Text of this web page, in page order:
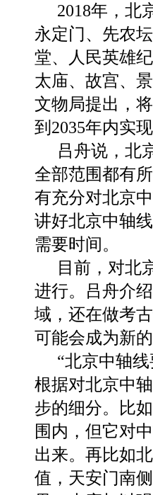
2018年，北
永定门、先农
堂、人民英雄
太庙、故宫、
文物局提出，
到2035年内实
吕舟说，北
全部范围都有
有充分对北京
讲好北京中轴
需要时间。
目前，对北
进行。吕舟介
域，还在做考
可能会成为新的
“北京中轴
根据对北京中
步的细分。比
围内，但它对
出来。再比如
值，天安门南